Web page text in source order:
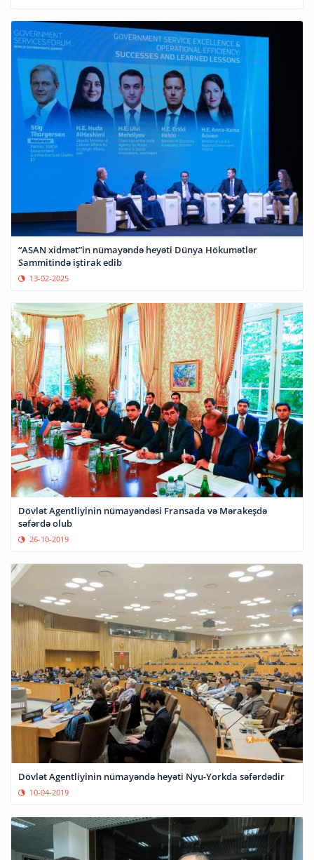
“ASAN xidmət”in nümayəndə heyəti Dünya Hökumətlər
Sammitində iştirak edib
13-02-2025
Dövlət Agentliyinin nümayəndəsi Fransada və Mərakeşdə
səfərdə olub
26-10-2019
Dövlət Agentliyinin nümayəndə heyəti Nyu-Yorkda səfərdədir
10-04-2019